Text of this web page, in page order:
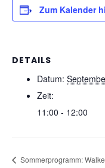
Zum Kalender
DETAILS
Datum:
Zeit:
11:00 - 12:00
Sommerprogramm: